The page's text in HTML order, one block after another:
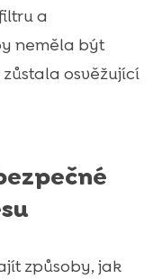
a
neměla být
osvěžující
způsoby, jak